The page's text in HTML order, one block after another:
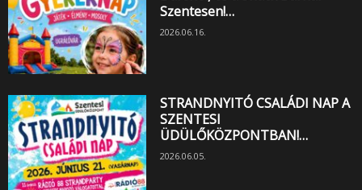
Szentesen!…
2026.06.16.
STRANDNYITÓ CSALÁDI NAP A
SZENTESI
ÜDÜLŐKÖZPONTBAN!…
2026.06.05.